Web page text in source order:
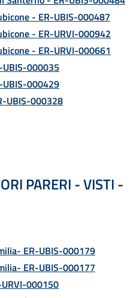
- ER-UBIS-000487
- ER-URVI-000942
- ER-URVI-000661
UBIS-000035
UBIS-000429
UBIS-000328
PARERI - VISTI -
ER-UBIS-000179
ER-UBIS-000177
000150